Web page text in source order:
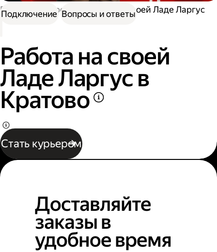
Работа курьером Работа на своей Ладе Ларгус
Работа на своей
Ладе Ларгус в
Кратово
Стать курьером
Подключение Вопросы и ответы
Доставляйте
заказы в
удобное время